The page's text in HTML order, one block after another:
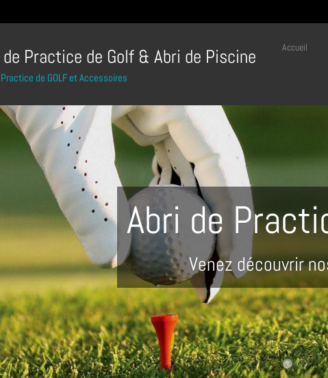
Practice de Golf & Abri de Piscine
de GOLF et Accessoires
Accueil